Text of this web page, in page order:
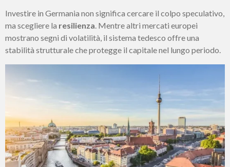
Investire in Germania non significa cercare il colpo speculativo,
ma scegliere la resilienza . Mentre altri mercati europei
mostrano segni di volatilità, il sistema tedesco offre una
stabilità strutturale che protegge il capitale nel lungo periodo.